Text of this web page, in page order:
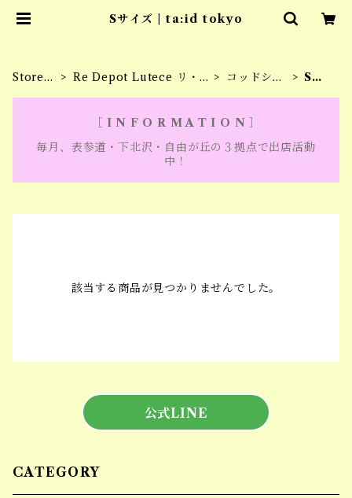
Sサイズ | ta:id tokyo
Store
Re Depot Lutece リ・
コッドシー
Sサ
［ I N F O R M A T I O N ］
毎月、表参道・下北沢・自由が丘の３拠点で出店活動
中！
該当する商品が見つかりませんでした。
公式LINE
CATEGORY